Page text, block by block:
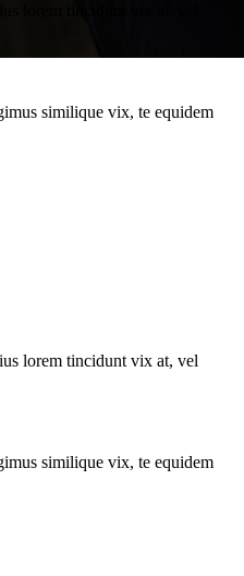
lorem tincidunt vix at, vel
similique vix, te equidem
lorem tincidunt vix at, vel
similique vix, te equidem